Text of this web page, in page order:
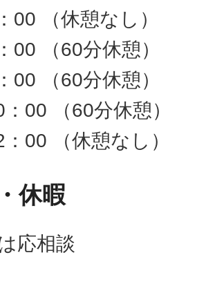
00 （休憩なし）
00 （60分休憩）
00 （60分休憩）
00 （60分休憩）
00 （休憩なし）
休暇
応相談